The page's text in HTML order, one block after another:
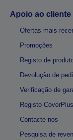
Apoio ao cliente
Ofertas mais
Promoções
Registo de
Devolução de
Verificação de
Registo CoverPlus
Contacte-nos
Pesquisa de